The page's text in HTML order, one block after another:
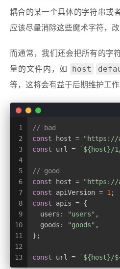
耦合的某一个具体的字符串或
应该尽量消除这些魔术字符，
而通常，我们还会把所有的字
量的文件内，如
host
等，这将会有益于后期维护工作
1
2
3
4
5
6
7
8
9
10
11
12
13
// bad
const host = "https://
const url = ` ${host}/
// good
const host = "https://
const apiVersion = 1 ;
const apis = {
  users:
"users" ,
  goods:
"goods" ,
};
const url = ` ${host}/